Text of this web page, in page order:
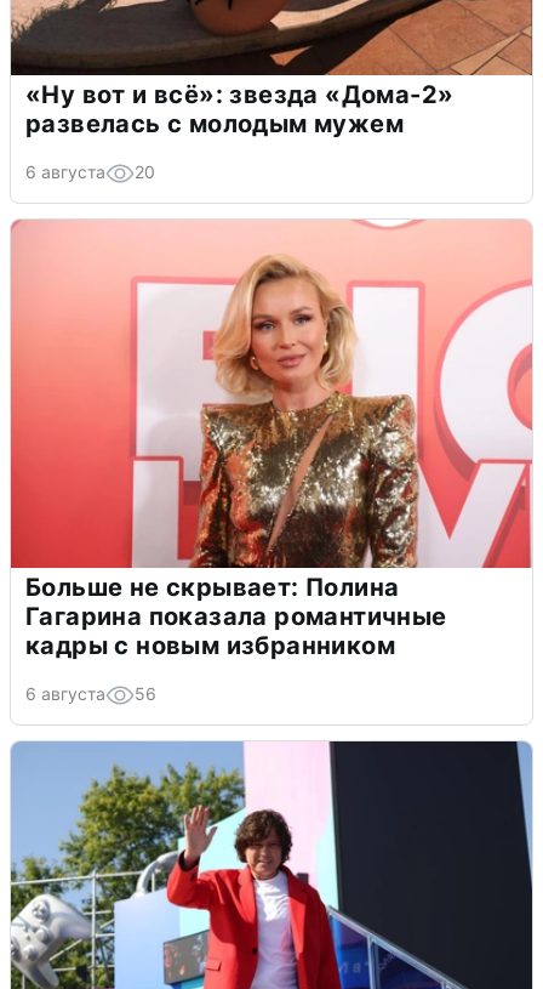
«Ну вот и всё»: звезда «Дома-2»
развелась с молодым мужем
6 августа 20
Больше не скрывает: Полина
Гагарина показала романтичные
кадры с новым избранником
6 августа 56